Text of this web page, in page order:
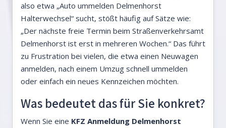
also etwa „Auto ummelden Delmenhorst
Halterwechsel“ sucht, stößt häufig auf Sätze wie:
„Der nächste freie Termin beim Straßenverkehrsamt
Delmenhorst ist erst in mehreren Wochen.“ Das führt
zu Frustration bei vielen, die etwa einen Neuwagen
anmelden, nach einem Umzug schnell ummelden
oder einfach ein neues Kennzeichen möchten.
Was bedeutet das für Sie konkret?
Wenn Sie eine KFZ Anmeldung Delmenhorst